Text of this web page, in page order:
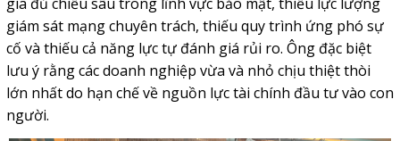
giám sát mạng chuyên trách, thiếu quy trình ứng phó sự
cố và thiếu cả năng lực tự đánh giá rủi ro. Ông đặc biệt
lưu ý rằng các doanh nghiệp vừa và nhỏ chịu thiệt thòi
lớn nhất do hạn chế về nguồn lực tài chính đầu tư vào con
người.